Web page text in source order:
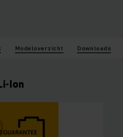
Modeloverzicht Downloads
Ion